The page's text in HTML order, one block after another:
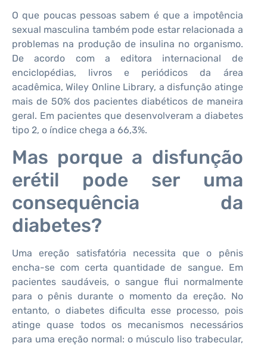
O que poucas pessoas sabem é que a impotência
sexual masculina também pode estar relacionada a
problemas na produção de insulina no organismo.
De acordo com a editora internacional de
enciclopédias, livros e periódicos da área
acadêmica, Wiley Online Library, a disfunção atinge
mais de 50% dos pacientes diabéticos de maneira
geral. Em pacientes que desenvolveram a diabetes
tipo 2, o índice chega a 66,3%.
Mas porque a disfunção
erétil pode ser uma
consequência da
diabetes?
Uma ereção satisfatória necessita que o pênis
encha-se com certa quantidade de sangue. Em
pacientes saudáveis, o sangue flui normalmente
para o pênis durante o momento da ereção. No
entanto, o diabetes dificulta esse processo, pois
atinge quase todos os mecanismos necessários
para uma ereção normal: o músculo liso trabecular,